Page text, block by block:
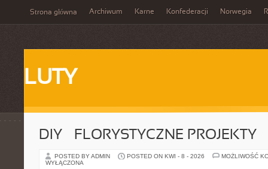
Strona główna Archiwum Karne Konfederacji Norwegia
LUTY
DIY – FLORYSTYCZNE PROJEKTY
POSTED BY ADMIN POSTED ON KWI - 8 - 2026
MOŻLIWOŚĆ
WYŁĄCZONA